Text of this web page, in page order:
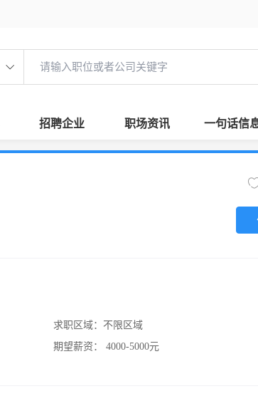
招聘企业 职场资讯 一句话信
求职区域： 不限区域
期望薪资：
4000-5000元